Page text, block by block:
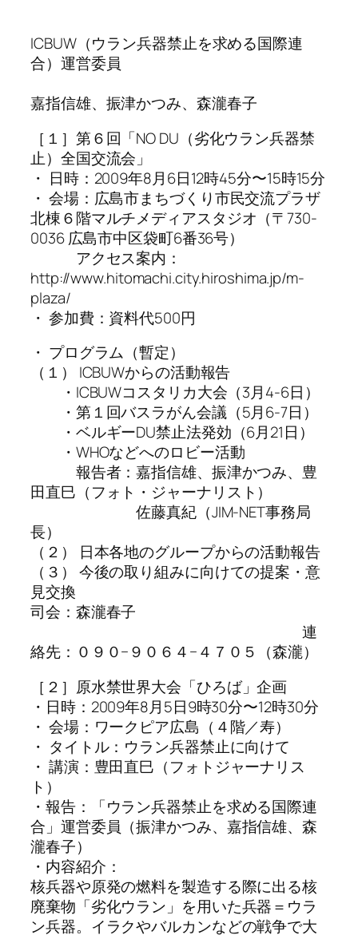
ICBUW（ウラン兵器禁止を求める国際連
合）運営委員
嘉指信雄、振津かつみ、森瀧春子
［１］第６回「NO DU（劣化ウラン兵器禁
止）全国交流会」
・ 日時：2009年8月6日12時45分〜15時15分
・ 会場：広島市まちづくり市民交流プラザ
北棟６階マルチメディアスタジオ（〒730-
0036 広島市中区袋町6番36号）
アクセス案内：
http://www.hitomachi.city.hiroshima.jp/m-
plaza/
・ 参加費：資料代500円
・ プログラム（暫定）
（１） ICBUWからの活動報告
・ICBUWコスタリカ大会（3月4-6日）
・第１回バスラがん会議（5月6-7日）
・ベルギーDU禁止法発効（6月21日）
・WHOなどへのロビー活動
報告者：嘉指信雄、振津かつみ、豊
田直巳（フォト・ジャーナリスト）
佐藤真紀（JIM-NET事務局
長）
（２） 日本各地のグループからの活動報告
（３） 今後の取り組みに向けての提案・意
見交換
司会：森瀧春子
連
絡先：０９０−９０６４−４７０５（森瀧）
［２］原水禁世界大会「ひろば」企画
・日時：2009年8月5日9時30分〜12時30分
・ 会場：ワークピア広島（４階／寿）
・ タイトル：ウラン兵器禁止に向けて
・ 講演：豊田直巳（フォトジャーナリス
ト）
・報告：「ウラン兵器禁止を求める国際連
合」運営委員（振津かつみ、嘉指信雄、森
瀧春子）
・内容紹介：
核兵器や原発の燃料を製造する際に出る核
廃棄物「劣化ウラン」を用いた兵器＝ウラ
ン兵器。イラクやバルカンなどの戦争で大